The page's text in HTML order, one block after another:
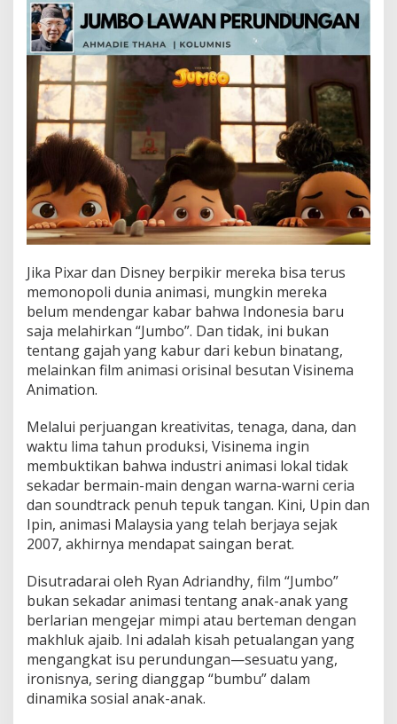
n
P
e
n
n
g
a
n
Jika Pixar dan Disney berpikir mereka bisa terus
memonopoli dunia animasi, mungkin mereka
belum mendengar kabar bahwa Indonesia baru
saja melahirkan “Jumbo”. Dan tidak, ini bukan
tentang gajah yang kabur dari kebun binatang,
melainkan film animasi orisinal besutan Visinema
Animation.
Melalui perjuangan kreativitas, tenaga, dana, dan
waktu lima tahun produksi, Visinema ingin
membuktikan bahwa industri animasi lokal tidak
sekadar bermain-main dengan warna-warni ceria
dan soundtrack penuh tepuk tangan. Kini, Upin dan
Ipin, animasi Malaysia yang telah berjaya sejak
2007, akhirnya mendapat saingan berat.
Disutradarai oleh Ryan Adriandhy, film “Jumbo”
bukan sekadar animasi tentang anak-anak yang
berlarian mengejar mimpi atau berteman dengan
makhluk ajaib. Ini adalah kisah petualangan yang
mengangkat isu perundungan—sesuatu yang,
ironisnya, sering dianggap “bumbu” dalam
dinamika sosial anak-anak.